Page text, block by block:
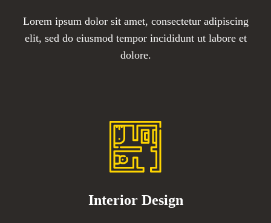
Lorem ipsum dolor sit amet, consectetur adipiscing
elit, sed do eiusmod tempor incididunt ut labore et
dolore.​
Interior Design​